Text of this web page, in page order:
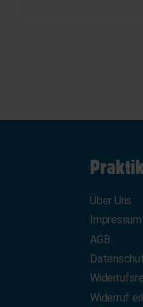
Über Uns
Impressum
AGB
Widerruf